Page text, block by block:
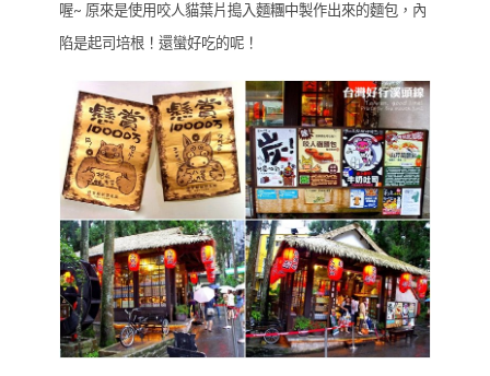
喔~ 原來是使用咬人貓葉片搗入麵糰中製作出來的麵包，內
陷是起司培根！還蠻好吃的呢！